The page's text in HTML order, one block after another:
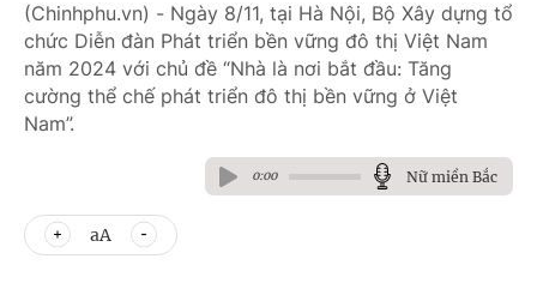
(Chinhphu.vn) - Ngày 8/11, tại Hà Nội, Bộ Xây dựng tổ
chức Diễn đàn Phát triển bền vững đô thị Việt Nam
năm 2024 với chủ đề “Nhà là nơi bắt đầu: Tăng
cường thể chế phát triển đô thị bền vững ở Việt
Nam”.
0:00 Nữ miền Bắc
aA